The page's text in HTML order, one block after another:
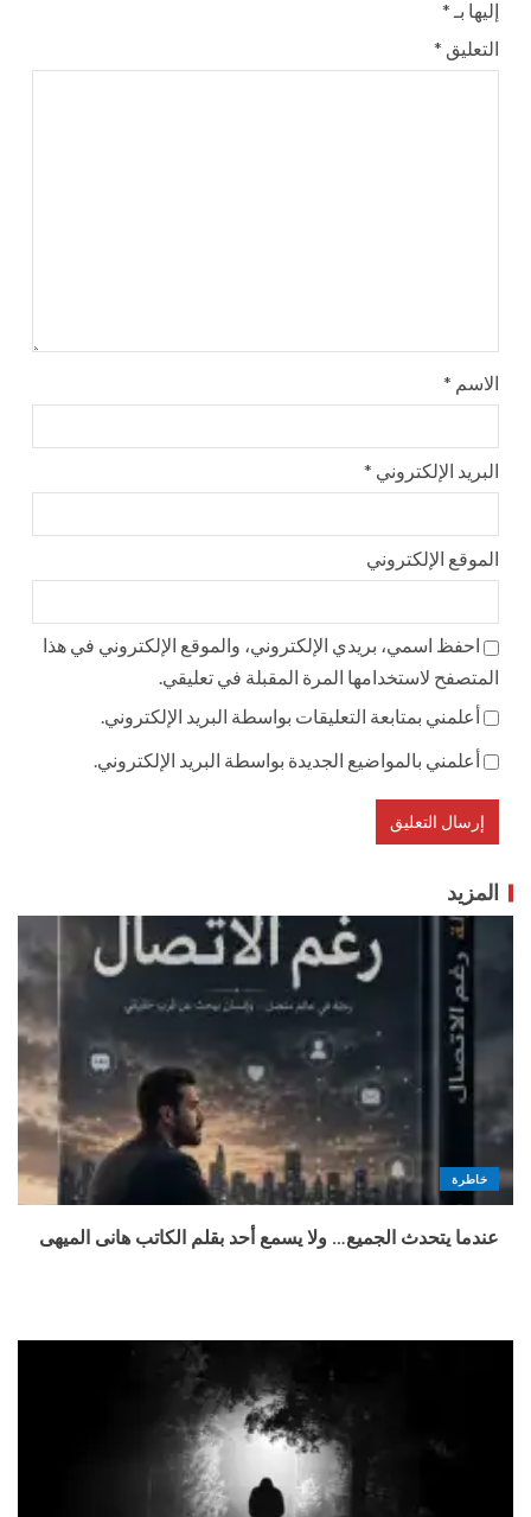
إليها بـ *
التعليق *
الاسم *
البريد الإلكتروني *
الموقع الإلكتروني
احفظ اسمي، بريدي الإلكتروني، والموقع الإلكتروني في هذا
المتصفح لاستخدامها المرة المقبلة في تعليقي.
أعلمني بمتابعة التعليقات بواسطة البريد الإلكتروني.
أعلمني بالمواضيع الجديدة بواسطة البريد الإلكتروني.
المزيد
خاطرة
عندما يتحدث الجميع… ولا يسمع أحد بقلم الكاتب هانى الميهى